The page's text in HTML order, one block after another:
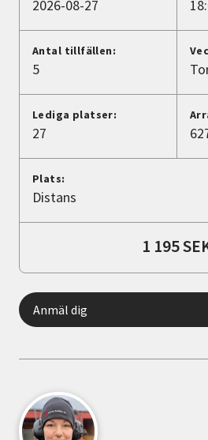
Avdelningar
Lyssna
2026-08-27
Antal tillfällen:
5
Lediga platser:
27
Plats:
Distans
1 195
Anmäl dig